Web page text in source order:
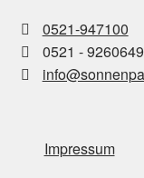
0521-947100
0521 - 9260649
Impressum